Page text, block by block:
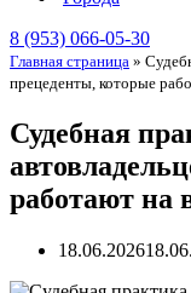
8 (953) 066-05-30
Главная страница »
прецеденты, которые
Судебная
работают на
18.06.2026